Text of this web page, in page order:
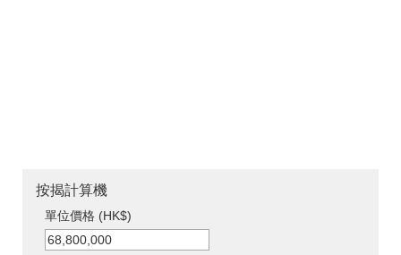
按揭計算機
單位價格 (HK$)